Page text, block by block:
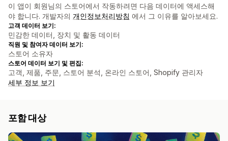
이 앱이 회원님의 스토어에서 작동하려면 다음 데이터에 액세스해
야 합니다. 개발자의 개인정보처리방침 에서 그 이유를 알아보세요.
고객 데이터 보기:
민감한 데이터, 장치 및 활동 데이터
직원 및 참여자 데이터 보기:
스토어 소유자
스토어 데이터 보기 및 편집:
고객, 제품, 주문, 스토어 분석, 온라인 스토어, Shopify 관리자
세부 정보 보기
포함 대상